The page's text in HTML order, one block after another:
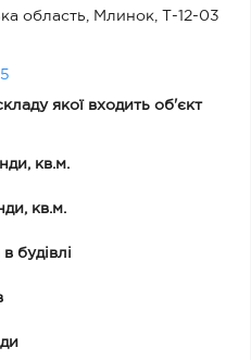
область, Млинок, Т-12-03
якої входить об'єкт
кв.м.
кв.м.
будівлі